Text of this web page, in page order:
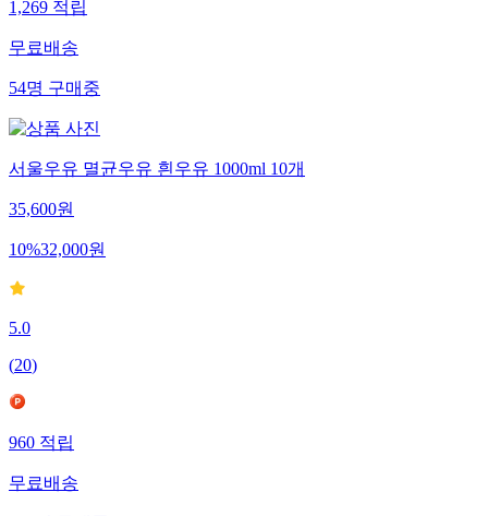
1,269적립
무료배송
54명구매중
서울우유 멸균우유 흰우유 1000ml 10개
35,600원
10%32,000원
5.0
(20)
960적립
무료배송